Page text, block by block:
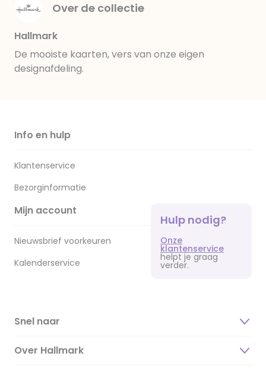
Over de collectie
Hallmark
De mooiste kaarten, vers van onze eigen
designafdeling.
Info en hulp
Klantenservice
Bezorginformatie
Mijn account
Nieuwsbrief voorkeuren
Kalenderservice
Hulp nodig?
Onze
klantenservice
helpt je graag
verder.
Snel naar
Over Hallmark